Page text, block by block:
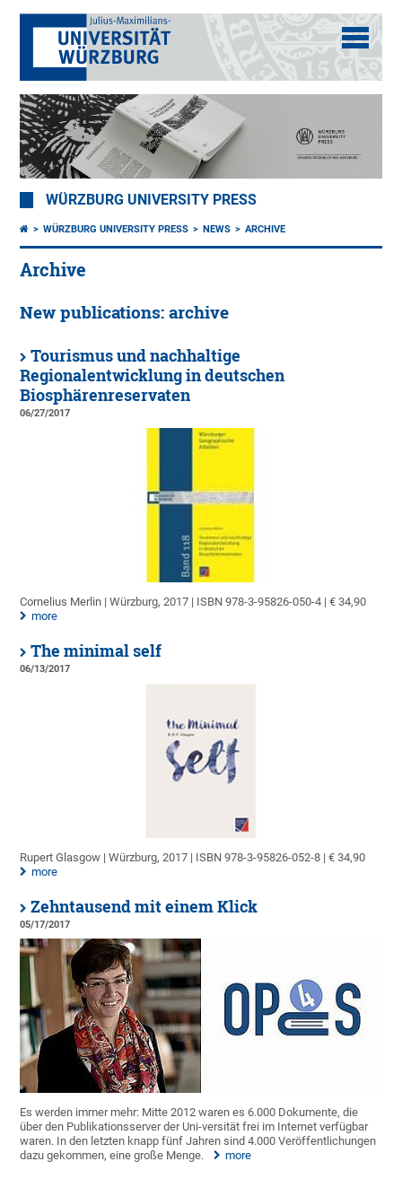
WÜRZBURG UNIVERSITY PRESS
WÜRZBURG UNIVERSITY PRESS NEWS ARCHIVE
Archive
New publications: archive
Tourismus und nachhaltige
Regionalentwicklung in deutschen
Biosphärenreservaten
06/27/2017
Cornelius Merlin | Würzburg, 2017 | ISBN 978-3-95826-050-4 | € 34,90
more
The minimal self
06/13/2017
Rupert Glasgow | Würzburg, 2017 | ISBN 978-3-95826-052-8 | € 34,90
more
Zehntausend mit einem Klick
05/17/2017
Es werden immer mehr: Mitte 2012 waren es 6.000 Dokumente, die
über den Publikationsserver der Uni-versität frei im Internet verfügbar
waren. In den letzten knapp fünf Jahren sind 4.000 Veröffentlichungen
dazu gekommen, eine große Menge.
more